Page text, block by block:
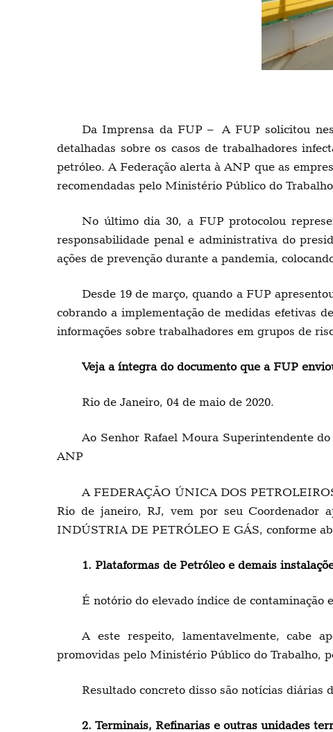
Da Imprensa da FUP – A FUP solicitou
detalhadas sobre os casos de trabalhadores
petróleo. A Federação alerta à ANP que as
recomendadas pelo Ministério Público do
No último dia 30, a FUP protocolou
responsabilidade penal e administrativa do
ações de prevenção durante a pandemia,
Desde 19 de março, quando a FUP
cobrando a implementação de medidas efetivas
informações sobre trabalhadores em grupos de
Veja a íntegra do documento que a FUP
Rio de Janeiro, 04 de maio de 2020.
Ao Senhor Rafael Moura Superintendente
ANP
A FEDERAÇÃO ÚNICA DOS
Rio de janeiro, RJ, vem por seu Coordenador
INDÚSTRIA DE PETRÓLEO E GÁS, conforme
1. Plataformas de Petróleo e demais
É notório do elevado índice de
A este respeito, lamentavelmente, cabe
promovidas pelo Ministério Público do Trabalho,
Resultado concreto disso são notícias diárias
2. Terminais, Refinarias e outras unidades